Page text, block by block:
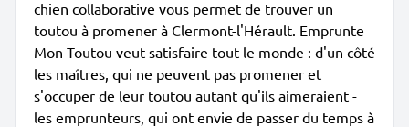
chien collaborative vous permet de trouver un
toutou à promener à Clermont-l'Hérault. Emprunte
Mon Toutou veut satisfaire tout le monde : d'un côté
les maîtres, qui ne peuvent pas promener et
s'occuper de leur toutou autant qu'ils aimeraient -
les emprunteurs, qui ont envie de passer du temps à